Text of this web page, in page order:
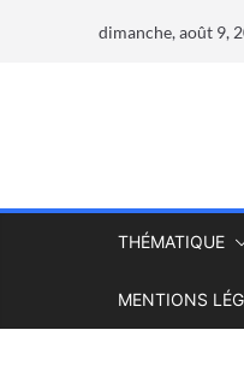
dimanche, août 9,
THÉMATIQUE
MENTIONS